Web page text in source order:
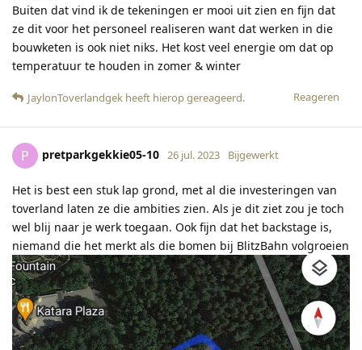
Buiten dat vind ik de tekeningen er mooi uit zien en fijn dat
ze dit voor het personeel realiseren want dat werken in die
bouwketen is ook niet niks. Het kost veel energie om dat op
temperatuur te houden in zomer & winter
Reageren
JaylonToverlandgek heeft hierop gereageerd.
P pretparkgekkie05-10 26 jul. 2023 Bijgewerkt
Het is best een stuk lap grond, met al die investeringen van
toverland laten ze die ambities zien. Als je dit ziet zou je toch
wel blij naar je werk toegaan. Ook fijn dat het backstage is,
niemand die het merkt als die bomen bij BlitzBahn volgroeien